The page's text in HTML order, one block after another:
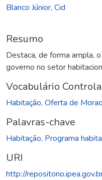
Blanco Júnior, Cid
Resumo
Destaca, de forma ampla,
governo no setor
Vocabulário
Habitação, Oferta de
Palavras-chave
Habitação, Programa
URI
http://